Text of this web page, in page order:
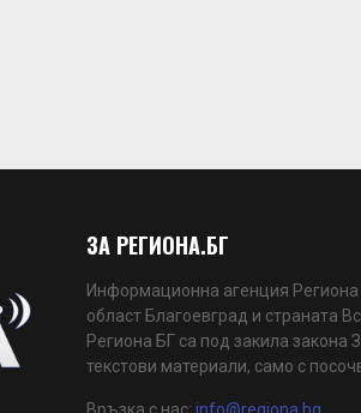
ЗА РЕГИОНА.БГ
Информационна агенция
област Благоевград и страната
Региона БГ са под закила закона
текстови материали, само с